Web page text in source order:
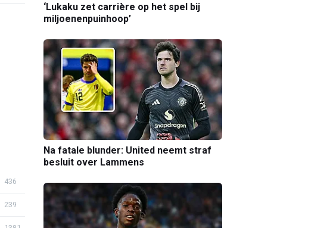
436
239
‘Lukaku zet carrière op het spel bij
miljoenenpuinhoop’
Na fatale blunder: United neemt straf
besluit over Lammens